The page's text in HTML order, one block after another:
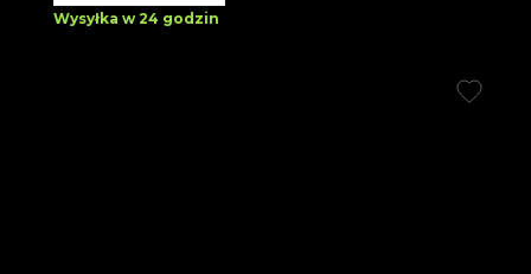
Wysyłka w 24 godzin